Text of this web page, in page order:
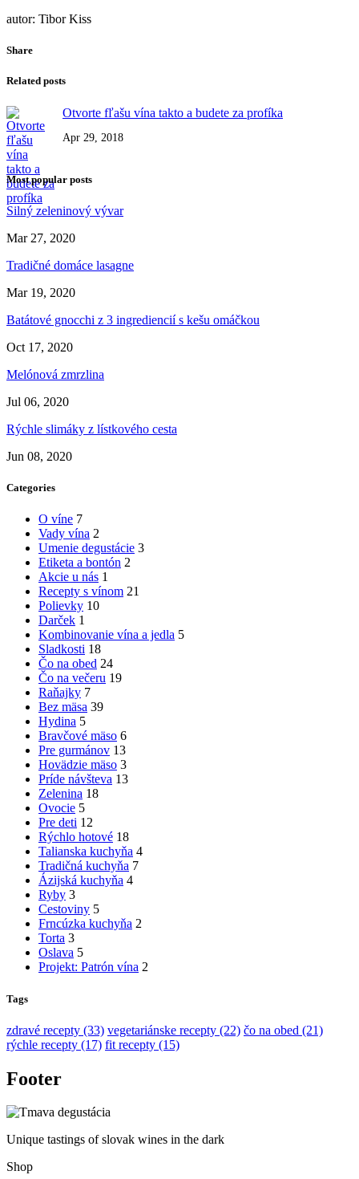
autor: Tibor Kiss
Share
Related posts
Otvorte fľašu vína takto a budete za profíka
Apr 29, 2018
Most popular posts
Silný zeleninový vývar
Mar 27, 2020
Tradičné domáce lasagne
Mar 19, 2020
Batátové gnocchi z 3 ingrediencií s kešu omáčkou
Oct 17, 2020
Melónová zmrzlina
Jul 06, 2020
Rýchle slimáky z lístkového cesta
Jun 08, 2020
Categories
O víne 7
Vady vína 2
Umenie degustácie 3
Etiketa a bontón 2
Akcie u nás 1
Recepty s vínom 21
Polievky 10
Darček 1
Kombinovanie vína a jedla 5
Sladkosti 18
Čo na obed 24
Čo na večeru 19
Raňajky 7
Bez mäsa 39
Hydina 5
Bravčové mäso 6
Pre gurmánov 13
Hovädzie mäso 3
Príde návšteva 13
Zelenina 18
Ovocie 5
Pre deti 12
Rýchlo hotové 18
Talianska kuchyňa 4
Tradičná kuchyňa 7
Ázijská kuchyňa 4
Ryby 3
Cestoviny 5
Frncúzka kuchyňa 2
Torta 3
Oslava 5
Projekt: Patrón vína 2
Tags
zdravé recepty (33) vegetariánske recepty (22) čo na obed (21)
rýchle recepty (17) fit recepty (15)
Footer
Unique tastings of slovak wines in the dark
Shop